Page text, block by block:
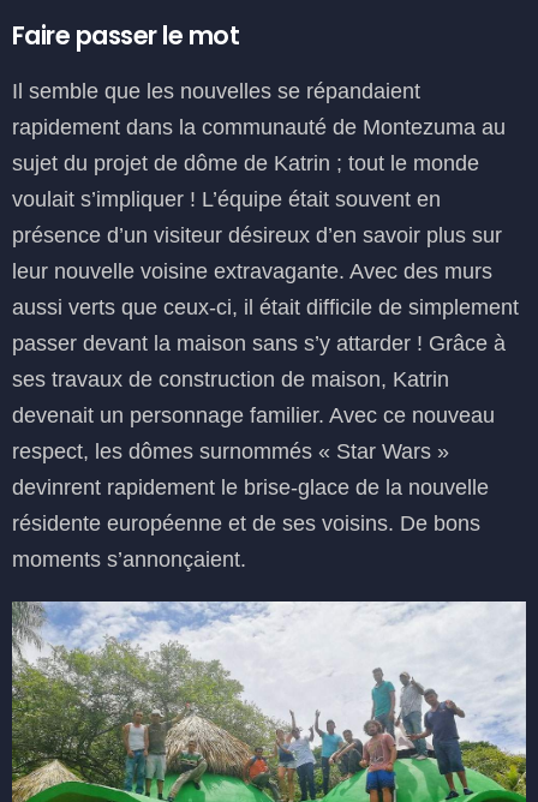
Faire passer le mot
Il semble que les nouvelles se répandaient
rapidement dans la communauté de Montezuma au
sujet du projet de dôme de Katrin ; tout le monde
voulait s’impliquer ! L’équipe était souvent en
présence d’un visiteur désireux d’en savoir plus sur
leur nouvelle voisine extravagante. Avec des murs
aussi verts que ceux-ci, il était difficile de simplement
passer devant la maison sans s’y attarder ! Grâce à
ses travaux de construction de maison, Katrin
devenait un personnage familier. Avec ce nouveau
respect, les dômes surnommés « Star Wars »
devinrent rapidement le brise-glace de la nouvelle
résidente européenne et de ses voisins. De bons
moments s’annonçaient.